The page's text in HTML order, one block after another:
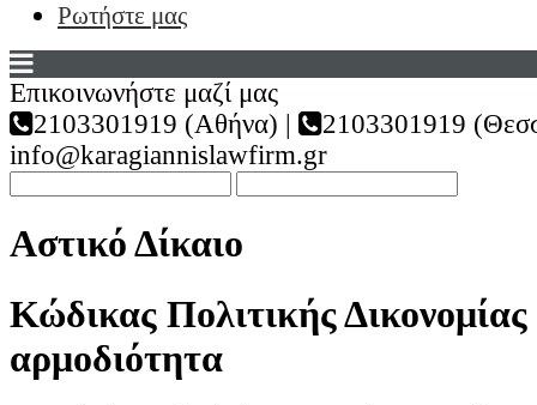
Ρωτήστε μας
Επικοινωνήστε μαζί μας
2103301919 (Αθήνα) |
2103301919
info@karagiannislawfirm.gr
Αστικό Δίκαιο
Κώδικας Πολιτικής
αρμοδιότητα